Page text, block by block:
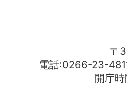
〒
電話:0266-23-
開庁